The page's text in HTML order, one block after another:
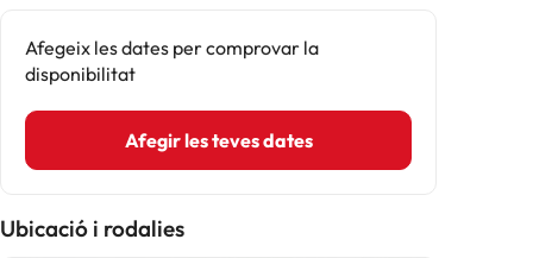
Afegeix les dates per comprovar la
disponibilitat
Afegir les teves dates
Ubicació i rodalies